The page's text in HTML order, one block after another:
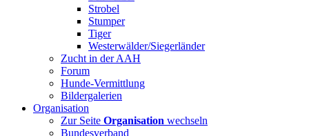
Strobel
Stumper
Tiger
Westerwälder/Siegerländer
Zucht in der AAH
Forum
Hunde-Vermittlung
Bildergalerien
Organisation
Zur Seite Organisation wechseln
Bundesverband